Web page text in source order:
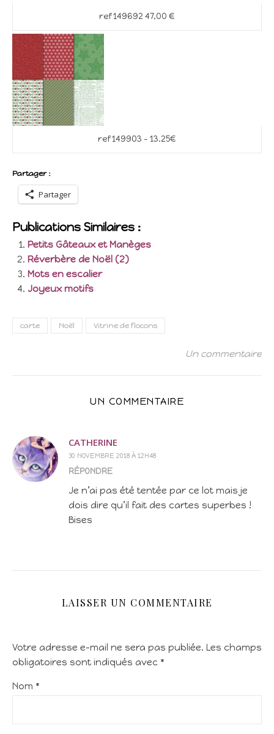
ref 149692 47,00 €
ref 149903 – 13.25€
Partager :
Partager
Publications Similaires :
Petits Gâteaux et Manèges
Réverbère de Noël (2)
Mots en escalier
Joyeux motifs
carte Noël Vitrine de flocons
Un commentaire
UN COMMENTAIRE
CATHERINE
30 NOVEMBRE 2018 À 12H48
RÉPONDRE
Je n’ai pas été tentée par ce lot mais je
dois dire qu’il fait des cartes superbes !
Bises
LAISSER UN COMMENTAIRE
Votre adresse e-mail ne sera pas publiée. Les champs
obligatoires sont indiqués avec *
Nom *